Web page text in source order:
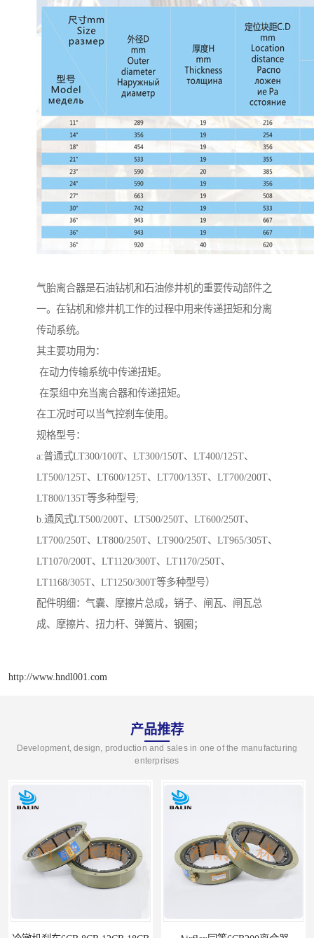
气胎离合器是石油钻机和石油修井机的重要传动部件之
一。在钻机和修井机工作的过程中用来传递扭矩和分离
传动系统。
其主要功用为：
在动力传输系统中传递扭矩。
在泵组中充当离合器和传递扭矩。
在工况时可以当气控刹车使用。
规格型号：
a:普通式LT300/100T、LT300/150T、LT400/125T、
LT500/125T、LT600/125T、LT700/135T、LT700/200T、
LT800/135T等多种型号;
b.通风式LT500/200T、LT500/250T、LT600/250T、
LT700/250T、LT800/250T、LT900/250T、LT965/305T、
LT1070/200T、LT1120/300T、LT1170/250T、
LT1168/305T、LT1250/300T等多种型号）
配件明细：气囊、摩擦片总成，销子、闸瓦、闸瓦总
成、摩擦片、扭力杆、弹簧片、钢圈；
http://www.hndl001.com
产品推荐
Development, design, production and sales in one of the manufacturing
enterprises